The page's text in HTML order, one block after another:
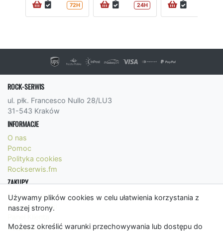
Używamy plików cookies w celu ułatwienia korzystania z
naszej strony.
Możesz określić warunki przechowywania lub dostępu do
72H 24H
ROCK-SERWIS
ul. płk. Francesco Nullo 28/LU3
31-543 Kraków
INFORMACJE
O nas
Pomoc
Polityka cookies
Rockserwis.fm
ZAKUPY
Formy płatności
Koszty wysyłki
Regulamin